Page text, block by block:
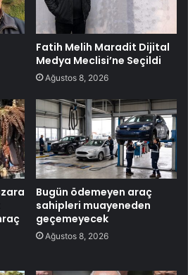
Fatih Melih Maradit Dijital
Medya Meclisi’ne Seçildi
Ağustos 8, 2026
Bugün ödemeyen araç
sahipleri muayeneden
geçemeyecek
Ağustos 8, 2026